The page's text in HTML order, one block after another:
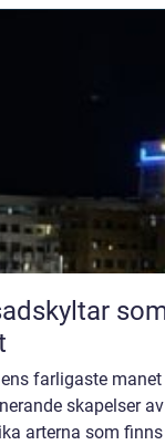
farligaste
skapelser
arterna som